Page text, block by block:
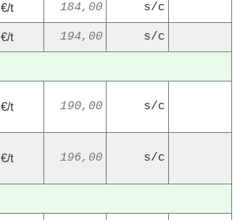
€/t 184,00 s/c
€/t 194,00 s/c
€/t 190,00 s/c
€/t 196,00 s/c